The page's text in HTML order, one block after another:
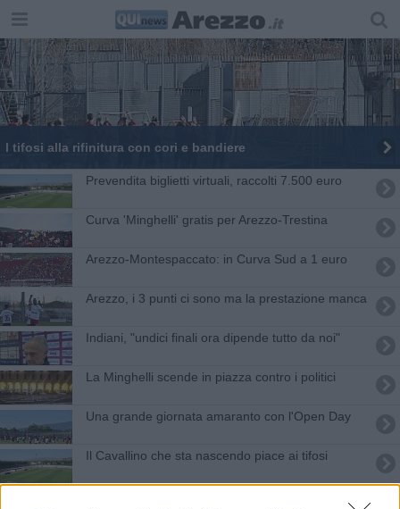
I tifosi alla rifinitura con cori e bandiere
Prevendita biglietti virtuali, raccolti 7.500 euro
Curva 'Minghelli' gratis per Arezzo-Trestina
​Arezzo-Montespaccato: in Curva Sud a 1 euro
Arezzo, i 3 punti ci sono ma la prestazione manca
Indiani, "undici finali ora dipende tutto da noi"
La Minghelli scende in piazza contro i politici
Una grande giornata amaranto con l'Open Day
Il Cavallino che sta nascendo piace ai tifosi